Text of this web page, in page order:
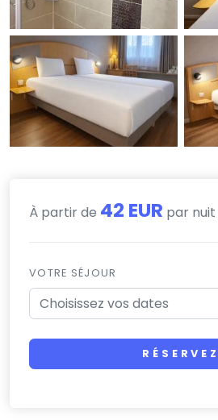
À partir de 42 EUR par nuit
VOTRE SÉJOUR
RÉSERVEZ